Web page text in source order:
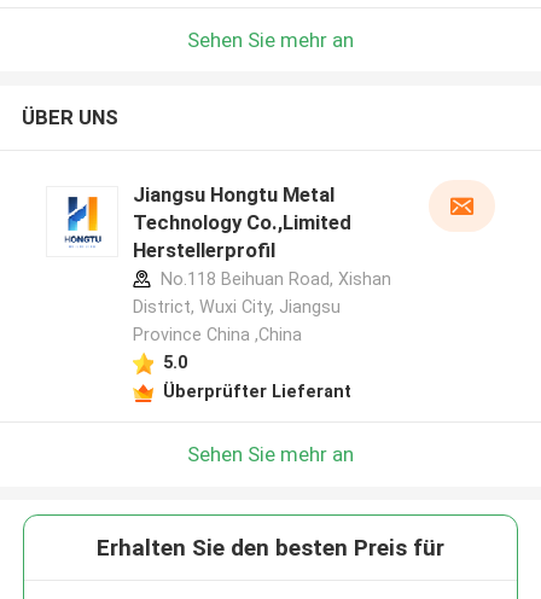
Sehen Sie mehr an
ÜBER UNS
Jiangsu Hongtu Metal
Technology Co.,Limited
Herstellerprofil
No.118 Beihuan Road, Xishan
District, Wuxi City, Jiangsu
Province China ,China
5.0
Überprüfter Lieferant
Sehen Sie mehr an
Erhalten Sie den besten Preis für